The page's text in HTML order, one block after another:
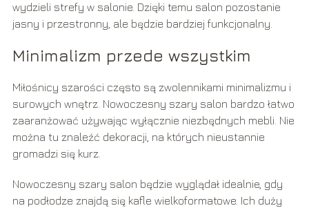
wydzieli strefy w salonie. Dzięki temu salon pozostanie
jasny i przestronny, ale będzie bardziej funkcjonalny.
Minimalizm przede wszystkim
Miłośnicy szarości często są zwolennikami minimalizmu i
surowych wnętrz. Nowoczesny szary salon bardzo łatwo
zaaranżować używając wyłącznie niezbędnych mebli. Nie
można tu znaleźć dekoracji, na których nieustannie
gromadzi się kurz.
Nowoczesny szary salon będzie wyglądał idealnie, gdy
na podłodze znajdą się kafle wielkoformatowe. Ich duży